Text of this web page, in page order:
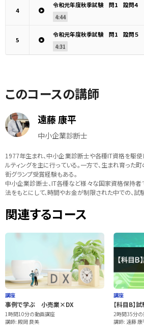
4
令和元年度秋季試験 問1 設問４
4:44
5
令和元年度秋季試験 問1 設問５
4:31
このコースの講師
遠藤 康平
中小企業診断士
1977年生まれ、中小企業診断士や各種IT資格を駆
ルティングを主に行っている。一方で、生まれ育った
街グランプ受賞経験もある。
中小企業診断士、IT各種など様々な国家資格保持者
法をもとにして、時間やお金が制限された中での、試
関連するコース
講座
事例で学ぶ 小売業×DX
1時間10分の動画講座
講師: 殿岡 良美
講座
【科目B】
2時間35分
講師: 遠藤 康